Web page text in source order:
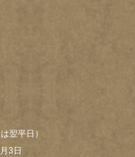
翌平日）
3日